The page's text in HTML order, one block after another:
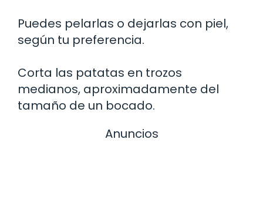
Puedes pelarlas o dejarlas con piel,
según tu preferencia.
Corta las patatas en trozos
medianos, aproximadamente del
tamaño de un bocado.
Anuncios